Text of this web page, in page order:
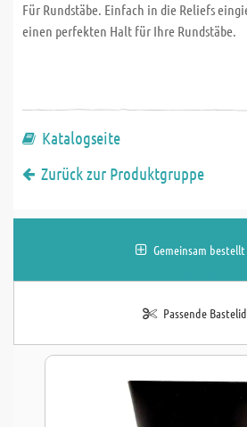
Für Rundstäbe. Einfach in die Reliefs
einen perfekten Halt für Ihre Rundstäbe.
Katalogseite
Zurück zur Produktgruppe
Gemeinsam
Passende